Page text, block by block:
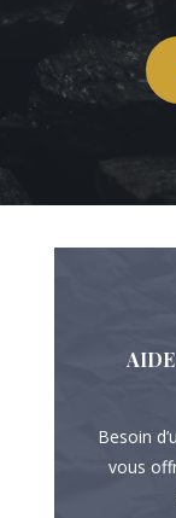
Besoin
vous